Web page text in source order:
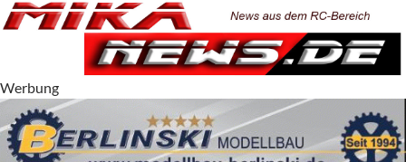
Zum
Inhalt
Werbung